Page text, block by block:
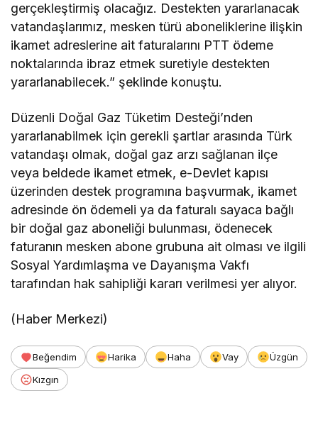
gerçekleştirmiş olacağız. Destekten yararlanacak
vatandaşlarımız, mesken türü aboneliklerine ilişkin
ikamet adreslerine ait faturalarını PTT ödeme
noktalarında ibraz etmek suretiyle destekten
yararlanabilecek.” şeklinde konuştu.
Düzenli Doğal Gaz Tüketim Desteği’nden
yararlanabilmek için gerekli şartlar arasında Türk
vatandaşı olmak, doğal gaz arzı sağlanan ilçe
veya beldede ikamet etmek, e-Devlet kapısı
üzerinden destek programına başvurmak, ikamet
adresinde ön ödemeli ya da faturalı sayaca bağlı
bir doğal gaz aboneliği bulunması, ödenecek
faturanın mesken abone grubuna ait olması ve ilgili
Sosyal Yardımlaşma ve Dayanışma Vakfı
tarafından hak sahipliği kararı verilmesi yer alıyor.
(Haber Merkezi)
Beğendim Harika Haha Vay
Üzgün
Kızgın